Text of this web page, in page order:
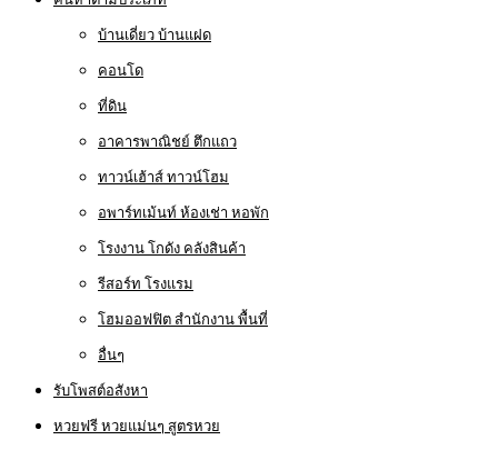
บ้านเดี่ยว บ้านแฝด
คอนโด
ที่ดิน
อาคารพาณิชย์ ตึกแถว
ทาวน์เฮ้าส์ ทาวน์โฮม
อพาร์ทเม้นท์ ห้องเช่า หอพัก
โรงงาน โกดัง คลังสินค้า
รีสอร์ท โรงแรม
โฮมออฟฟิต สำนักงาน พื้นที่
อื่นๆ
รับโพสต์อสังหา
หวยฟรี หวยแม่นๆ สูตรหวย